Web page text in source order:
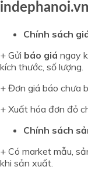
indephanoi.vn
Chính sách
+ Gửi báo giá ngay
kích thước, số lượng.
+ Đơn giá báo chưa
+ Xuất hóa đơn đỏ
Chính sách
+ Có market mẫu,
khi sản xuất.